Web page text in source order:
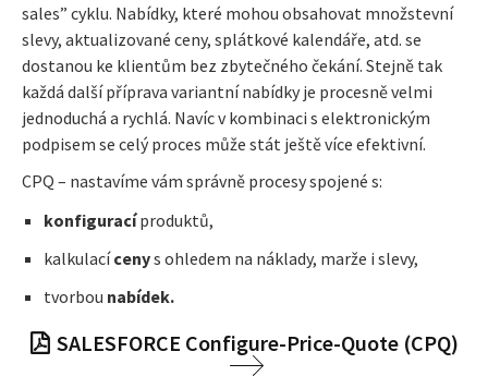
sales” cyklu. Nabídky, které mohou obsahovat množstevní
slevy, aktualizované ceny, splátkové kalendáře, atd. se
dostanou ke klientům bez zbytečného čekání. Stejně tak
každá další příprava variantní nabídky je procesně velmi
jednoduchá a rychlá. Navíc v kombinaci s elektronickým
podpisem se celý proces může stát ještě více efektivní.
CPQ – nastavíme vám správně procesy spojené s:
konfiguracíproduktů,
kalkulacícenys ohledem na náklady, marže i slevy,
tvorbou nabídek.
SALESFORCE Configure-Price-Quote (CPQ)